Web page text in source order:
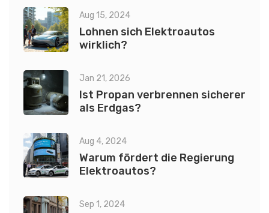
Aug 15, 2024
Lohnen sich Elektroautos
wirklich?
Jan 21, 2026
Ist Propan verbrennen sicherer
als Erdgas?
Aug 4, 2024
Warum fördert die Regierung
Elektroautos?
Sep 1, 2024